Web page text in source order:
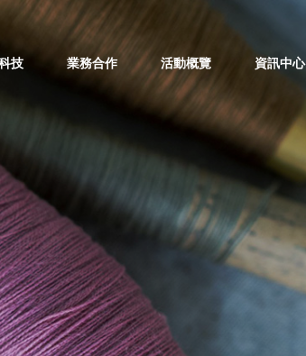
技 業務合作 活動概覽 資訊中心